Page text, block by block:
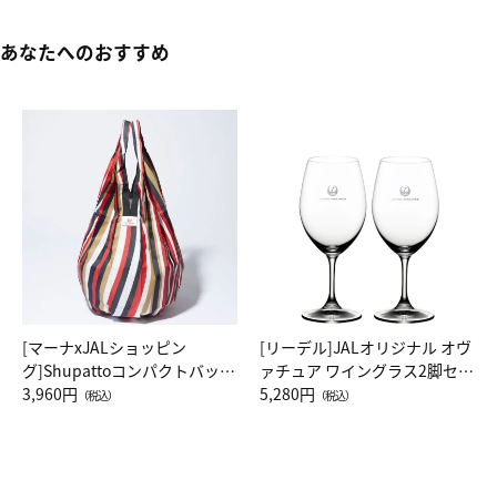
あなたへのおすすめ
[マーナxJALショッピン
グ]Shupattoコンパクトバッグ
Drop JAL客室乗務員（LC）ス
3,960円 （税込）
[リーデル]JALオリジナル オヴ
ァチュア ワイングラス2脚セッ
ト（レッドワイン）
5,280円 （税込）